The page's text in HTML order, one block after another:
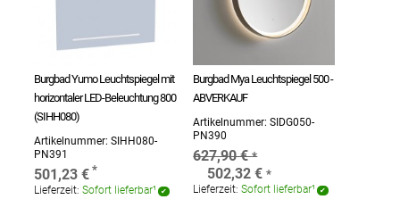
Burgbad Yumo Leuchtspiegel mit
horizontaler LED-Beleuchtung 800
(SIHH080)
Artikelnummer: SIHH080-
PN391
501,23 €
Lieferzeit: Sofort lieferbar¹
Burgbad Mya Leuchtspiegel 500 -
ABVERKAUF
Artikelnummer:SIDG050-
PN390
627,90 €
502,32 €
Lieferzeit: Sofort lieferbar¹